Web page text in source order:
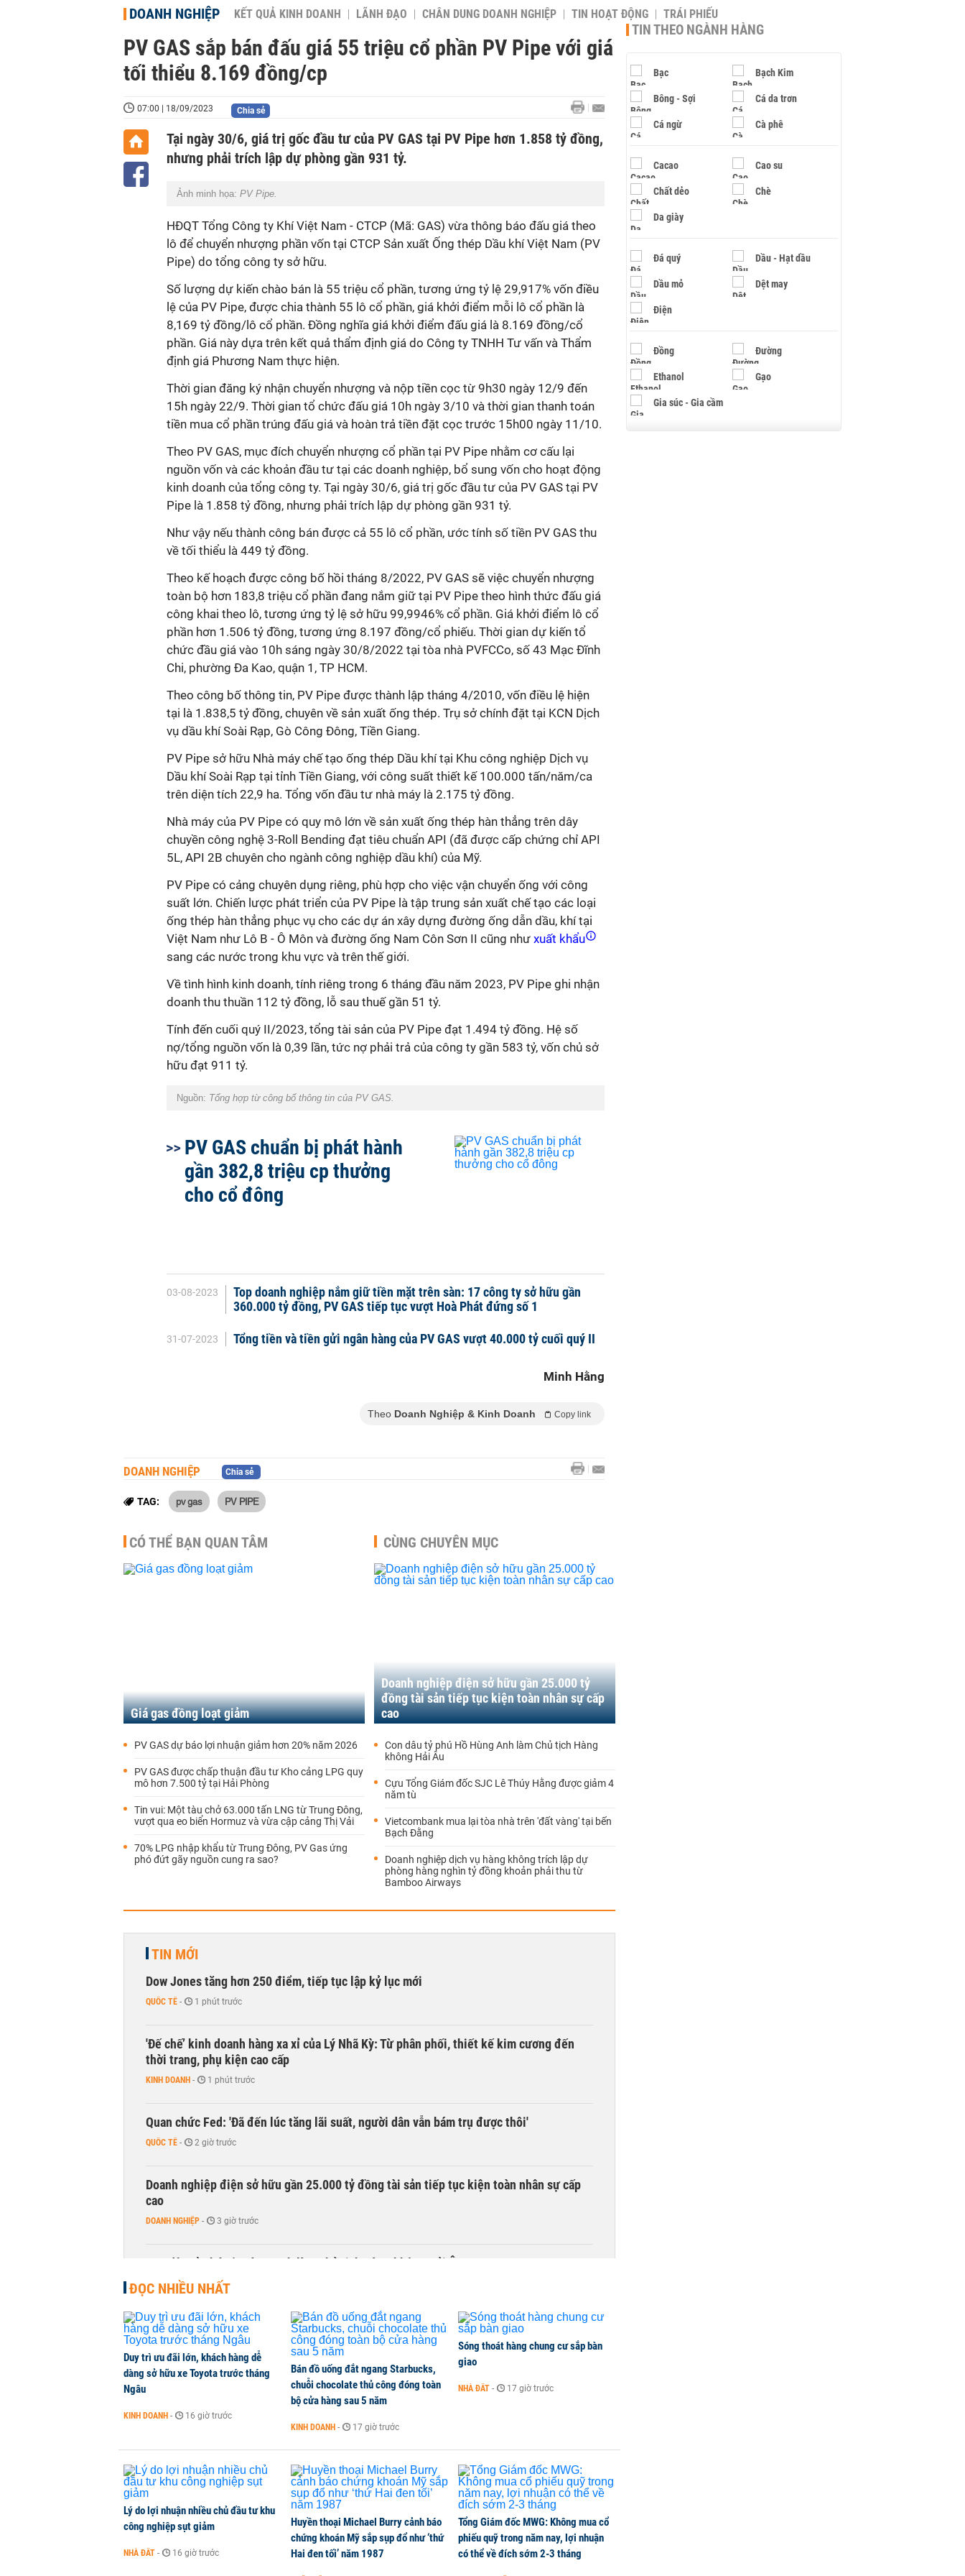
DOANH NGHIỆP KẾT QUẢ KINH DOANH LÃNH ĐẠO CHÂN DUNG DOANH NGHIỆP TIN HOẠT ĐỘNG TRÁI PHIẾU
PV GAS sắp bán đấu giá 55 triệu cổ phần PV Pipe với giá
tối thiểu 8.169 đồng/cp
07:00 | 18/09/2023 Chia sẻ
Tại ngày 30/6, giá trị gốc đầu tư của PV GAS tại PV Pipe hơn 1.858 tỷ đồng,
nhưng phải trích lập dự phòng gần 931 tỷ.
Ảnh minh họa: PV Pipe.
HĐQT Tổng Công ty Khí Việt Nam - CTCP (Mã: GAS) vừa thông báo đấu giá theo
lô để chuyển nhượng phần vốn tại CTCP Sản xuất Ống thép Dầu khí Việt Nam (PV
Pipe) do tổng công ty sở hữu.
Số lượng dự kiến chào bán là 55 triệu cổ phần, tương ứng tỷ lệ 29,917% vốn điều
lệ của PV Pipe, được chia thành 55 lô cổ phần, giá khởi điểm mỗi lô cổ phần là
8,169 tỷ đồng/lô cổ phần. Đồng nghĩa giá khởi điểm đấu giá là 8.169 đồng/cổ
phần. Giá này dựa trên kết quả thẩm định giá do Công ty TNHH Tư vấn và Thẩm
định giá Phương Nam thực hiện.
Thời gian đăng ký nhận chuyển nhượng và nộp tiền cọc từ 9h30 ngày 12/9 đến
15h ngày 22/9. Thời gian tổ chức đấu giá 10h ngày 3/10 và thời gian thanh toán
tiền mua cổ phần trúng đấu giá và hoàn trả tiền đặt cọc trước 15h00 ngày 11/10.
Theo PV GAS, mục đích chuyển nhượng cổ phần tại PV Pipe nhằm cơ cấu lại
nguồn vốn và các khoản đầu tư tại các doanh nghiệp, bổ sung vốn cho hoạt động
kinh doanh của tổng công ty. Tại ngày 30/6, giá trị gốc đầu tư của PV GAS tại PV
Pipe là 1.858 tỷ đồng, nhưng phải trích lập dự phòng gần 931 tỷ.
Như vậy nếu thành công bán được cả 55 lô cổ phần, ước tính số tiền PV GAS thu
về tối thiểu là 449 tỷ đồng.
Theo kế hoạch được công bố hồi tháng 8/2022, PV GAS sẽ việc chuyển nhượng
toàn bộ hơn 183,8 triệu cổ phần đang nắm giữ tại PV Pipe theo hình thức đấu giá
công khai theo lô, tương ứng tỷ lệ sở hữu 99,9946% cổ phần. Giá khởi điểm lô cổ
phần hơn 1.506 tỷ đồng, tương ứng 8.197 đồng/cổ phiếu. Thời gian dự kiến tổ
chức đầu giá vào 10h sáng ngày 30/8/2022 tại tòa nhà PVFCCo, số 43 Mạc Đĩnh
Chi, phường Đa Kao, quận 1, TP HCM.
Theo công bố thông tin, PV Pipe được thành lập tháng 4/2010, vốn điều lệ hiện
tại là 1.838,5 tỷ đồng, chuyên về sản xuất ống thép. Trụ sở chính đặt tại KCN Dịch
vụ dầu khí Soài Rạp, Gò Công Đông, Tiền Giang.
PV Pipe sở hữu Nhà máy chế tạo ống thép Dầu khí tại Khu công nghiệp Dịch vụ
Dầu khí Soài Rạp tại tỉnh Tiền Giang, với công suất thiết kế 100.000 tấn/năm/ca
trên diện tích 22,9 ha. Tổng vốn đầu tư nhà máy là 2.175 tỷ đồng.
Nhà máy của PV Pipe có quy mô lớn về sản xuất ống thép hàn thẳng trên dây
chuyền công nghệ 3-Roll Bending đạt tiêu chuẩn API (đã được cấp chứng chỉ API
5L, API 2B chuyên cho ngành công nghiệp dầu khí) của Mỹ.
PV Pipe có cảng chuyên dụng riêng, phù hợp cho việc vận chuyển ống với công
suất lớn. Chiến lược phát triển của PV Pipe là tập trung sản xuất chế tạo các loại
ống thép hàn thẳng phục vụ cho các dự án xây dựng đường ống dẫn dầu, khí tại
Việt Nam như Lô B - Ô Môn và đường ống Nam Côn Sơn II cũng như xuất khẩu
sang các nước trong khu vực và trên thế giới.
Về tình hình kinh doanh, tính riêng trong 6 tháng đầu năm 2023, PV Pipe ghi nhận
doanh thu thuần 112 tỷ đồng, lỗ sau thuế gần 51 tỷ.
Tính đến cuối quý II/2023, tổng tài sản của PV Pipe đạt 1.494 tỷ đồng. Hệ số
nợ/tổng nguồn vốn là 0,39 lần, tức nợ phải trả của công ty gần 583 tỷ, vốn chủ sở
hữu đạt 911 tỷ.
Nguồn: Tổng hợp từ công bố thông tin của PV GAS.
PV GAS chuẩn bị phát hành
gần 382,8 triệu cp thưởng
cho cổ đông
03-08-2023
Top doanh nghiệp nắm giữ tiền mặt trên sàn: 17 công ty sở hữu gần
360.000 tỷ đồng, PV GAS tiếp tục vượt Hoà Phát đứng số 1
31-07-2023 Tổng tiền và tiền gửi ngân hàng của PV GAS vượt 40.000 tỷ cuối quý II
Minh Hằng
Theo Doanh Nghiệp & Kinh Doanh Copy link
DOANH NGHIỆP Chia sẻ
TAG: pv gas PV PIPE
CÓ THỂ BẠN QUAN TÂM
Giá gas đồng loạt giảm
PV GAS dự báo lợi nhuận giảm hơn 20% năm 2026
PV GAS được chấp thuận đầu tư Kho cảng LPG quy
mô hơn 7.500 tỷ tại Hải Phòng
Tin vui: Một tàu chở 63.000 tấn LNG từ Trung Đông,
vượt qua eo biển Hormuz và vừa cập cảng Thị Vải
70% LPG nhập khẩu từ Trung Đông, PV Gas ứng
phó đứt gãy nguồn cung ra sao?
CÙNG CHUYÊN MỤC
Doanh nghiệp điện sở hữu gần 25.000 tỷ
đồng tài sản tiếp tục kiện toàn nhân sự cấp
cao
Con dâu tỷ phú Hồ Hùng Anh làm Chủ tịch Hàng
không Hải Âu
Cựu Tổng Giám đốc SJC Lê Thúy Hằng được giảm 4
năm tù
Vietcombank mua lại tòa nhà trên 'đất vàng' tại bến
Bạch Đằng
Doanh nghiệp dịch vụ hàng không trích lập dự
phòng hàng nghìn tỷ đồng khoản phải thu từ
Bamboo Airways
TIN MỚI
Dow Jones tăng hơn 250 điểm, tiếp tục lập kỷ lục mới
QUỐC TẾ - 1 phút trước
'Đế chế’ kinh doanh hàng xa xỉ của Lý Nhã Kỳ: Từ phân phối, thiết kế kim cương đến
thời trang, phụ kiện cao cấp
KINH DOANH - 1 phút trước
Quan chức Fed: 'Đã đến lúc tăng lãi suất, người dân vẫn bám trụ được thôi'
QUỐC TẾ - 2 giờ trước
Doanh nghiệp điện sở hữu gần 25.000 tỷ đồng tài sản tiếp tục kiện toàn nhân sự cấp
cao
DOANH NGHIỆP - 3 giờ trước
Con dâu tỷ phú Hồ Hùng Anh làm Chủ tịch Hàng không Hải Âu
DOANH NGHIỆP - 4 giờ trước
ĐỌC NHIỀU NHẤT
Duy trì ưu đãi lớn, khách hàng dễ
dàng sở hữu xe Toyota trước tháng
Ngâu
KINH DOANH - 16 giờ trước
Bán đồ uống đắt ngang Starbucks,
chuỗi chocolate thủ công đóng toàn
bộ cửa hàng sau 5 năm
KINH DOANH - 17 giờ trước
Sóng thoát hàng chung cư sắp bàn
giao
NHÀ ĐẤT - 17 giờ trước
Lý do lợi nhuận nhiều chủ đầu tư khu
công nghiệp sụt giảm
NHÀ ĐẤT - 16 giờ trước
Huyền thoại Michael Burry cảnh báo
chứng khoán Mỹ sắp sụp đổ như ‘thứ
Hai đen tối’ năm 1987
Tổng Giám đốc MWG: Không mua cổ
phiếu quỹ trong năm nay, lợi nhuận
có thể về đích sớm 2-3 tháng
TIN THEO NGÀNH HÀNG
Bạc Bạch Kim
Bông - Sợi Cá da trơn
Cá ngừ Cà phê
Cacao Cao su
Chất dẻo Chè
Da giày
Đá quý Dầu - Hạt dầu
Dầu mỏ Dệt may
Điện
Đồng Đường
Ethanol Gạo
Gia súc - Gia cầm